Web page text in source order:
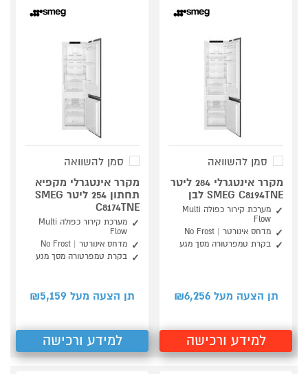
סמן להשוואה
מקרר אינטגרלי 284 ליטר
SMEG C8194TNE לבן
מערכת קירור כפולה Multi
Flow
מדחס אינורטר | No Frost
בקרת טמפרטורה מסך מגע
תן הצעה מעל ₪ 6,256
למידע ורכישה
סמן להשוואה
מקרר אינטגרלי מקפיא
תחתון 254 ליטר SMEG
C8174TNE
מערכת קירור כפולה Multi
Flow
מדחס אינורטר | No Frost
בקרת טמפרטורה מסך מגע
תן הצעה מעל ₪ 5,159
למידע ורכישה